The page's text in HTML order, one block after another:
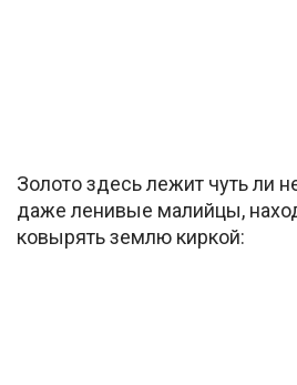
Золото здесь лежит чуть ли
даже ленивые малийцы,
ковырять землю киркой: